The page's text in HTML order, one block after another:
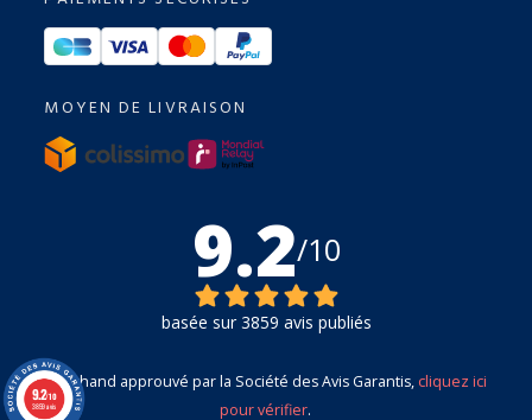
MOYEN DE LIVRAISON
9.2/10
basée sur 3859 avis publiés
Marchand approuvé par la Société des Avis Garantis, cliquez ici
pour vérifier.
9.2/10
3859 avis